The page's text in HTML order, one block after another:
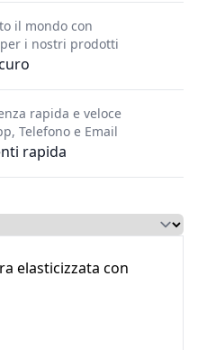
il mondo con
i nostri prodotti
rapida
rapida e veloce
Telefono e Email
elasticizzata con